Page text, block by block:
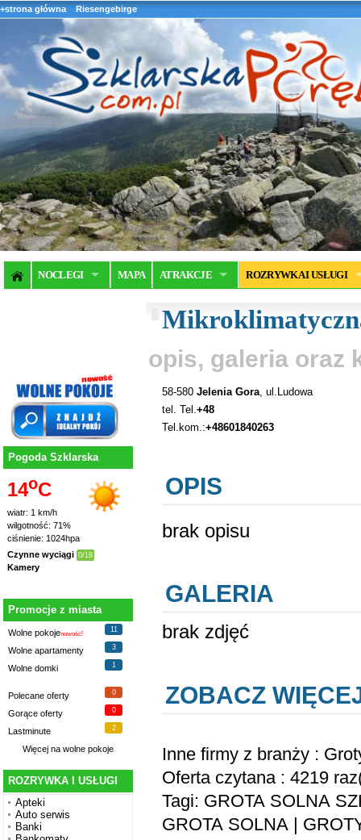
+strona główna Riesengebirge
NOCLEGI MAPA ATRAKCJE ROZRYWKA I USŁUGI
Pogoda Szklarska
14oC
wiatr: 1 km/h
wilgotność: 71%
ciśnienie: 1024hpa
Czynne wyciągi 0/18
Kamery
Promocje z miasta
Wolne pokojenowość!
11
Wolne apartamenty 3
Wolne domki 1
Polecane oferty 0
Gorące oferty 0
Lastminute 2
Więcej na wolne pokoje
ROZRYWKA I USŁUGI
Apteki
Auto serwis
Banki
opis, galeria oraz
58-580 Jelenia Gora , ul.Ludowa
tel. Tel. +48
Tel.kom.:+48601840263
OPIS
brak opisu
GALERIA
brak zdjęć
ZOBACZ
Inne firmy z branży :
Oferta czytana : 4219
Tagi: GROTA SOLNA
GROTA SOLNA |